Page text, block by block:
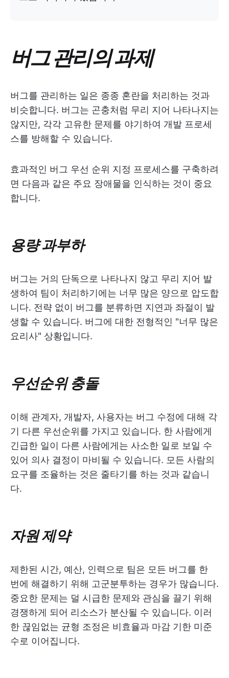
버그 관리의 과제
버그를 관리하는 일은 종종 혼란을 처리하는 것과
비슷합니다. 버그는 곤충처럼 무리 지어 나타나지는
않지만, 각각 고유한 문제를 야기하여 개발 프로세
스를 방해할 수 있습니다.
효과적인 버그 우선 순위 지정 프로세스를 구축하려
면 다음과 같은 주요 장애물을 인식하는 것이 중요
합니다.
용량 과부하
버그는 거의 단독으로 나타나지 않고 무리 지어 발
생하여 팀이 처리하기에는 너무 많은 양으로 압도합
니다. 전략 없이 버그를 분류하면 지연과 좌절이 발
생할 수 있습니다. 버그에 대한 전형적인 "너무 많은
요리사" 상황입니다.
우선순위 충돌
이해 관계자, 개발자, 사용자는 버그 수정에 대해 각
기 다른 우선순위를 가지고 있습니다. 한 사람에게
긴급한 일이 다른 사람에게는 사소한 일로 보일 수
있어 의사 결정이 마비될 수 있습니다. 모든 사람의
요구를 조율하는 것은 줄타기를 하는 것과 같습니
다.
자원 제약
제한된 시간, 예산, 인력으로 팀은 모든 버그를 한
번에 해결하기 위해 고군분투하는 경우가 많습니다.
중요한 문제는 덜 시급한 문제와 관심을 끌기 위해
경쟁하게 되어 리소스가 분산될 수 있습니다. 이러
한 끊임없는 균형 조정은 비효율과 마감 기한 미준
수로 이어집니다.